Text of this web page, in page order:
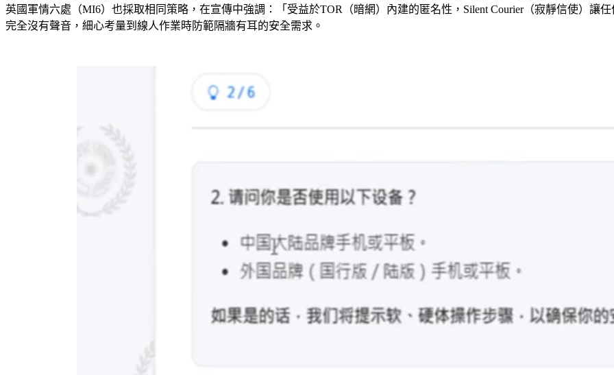
英國軍情六處（MI6）也採取相同策略，在宣傳中強調：「受益於TOR（暗網）內建的匿名性，Silent Courier（寂靜信使）讓
完全沒有聲音，細心考量到線人作業時防範隔牆有耳的安全需求。